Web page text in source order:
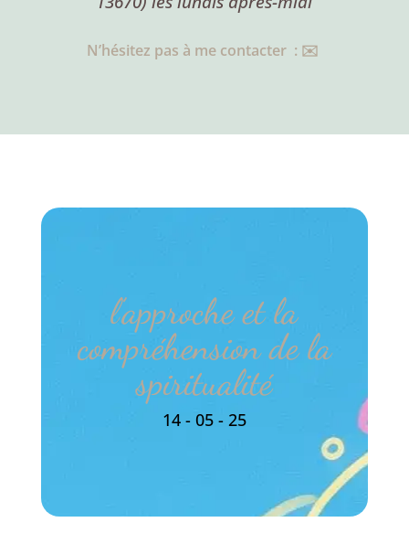
N’hésitez pas à me contacter : ✉️
l’approche et la
compréhension de la
spiritualité
14 - 05 - 25